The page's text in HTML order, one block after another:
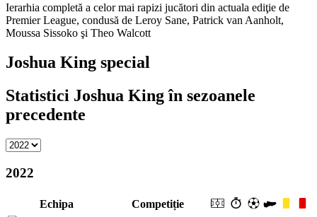
Ierarhia completă a celor mai rapizi jucători din actuala ediţie de
Premier League, condusă de Leroy Sane, Patrick van Aanholt,
Moussa Sissoko şi Theo Walcott
Joshua King special
Statistici Joshua King în sezoanele
precedente
2022
Echipa Competiție